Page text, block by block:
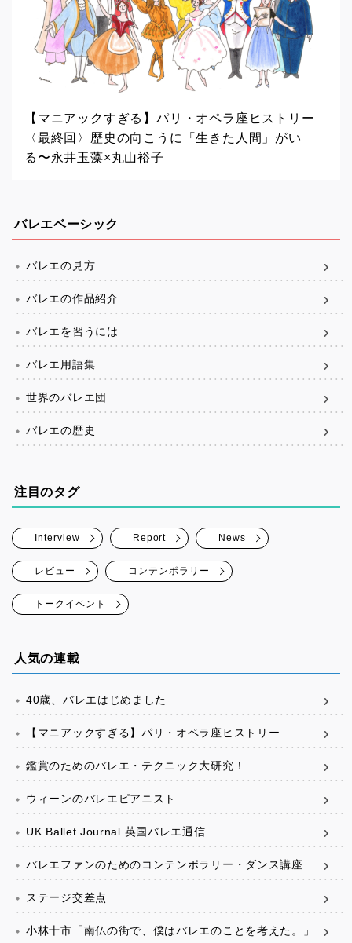
【マニアックすぎる】パリ・オペラ座ヒストリー
〈最終回〉歴史の向こうに「生きた人間」がい
る〜永井玉藻×丸山裕子
バレエベーシック
バレエの見方
バレエの作品紹介
バレエを習うには
バレエ用語集
世界のバレエ団
バレエの歴史
注目のタグ
Interview Report News
レビュー コンテンポラリー
トークイベント
人気の連載
40歳、バレエはじめました
【マニアックすぎる】パリ・オペラ座ヒストリー
鑑賞のためのバレエ・テクニック大研究！
ウィーンのバレエピアニスト
UK Ballet Journal 英国バレエ通信
バレエファンのためのコンテンポラリー・ダンス講座
ステージ交差点
小林十市「南仏の街で、僕はバレエのことを考えた。」